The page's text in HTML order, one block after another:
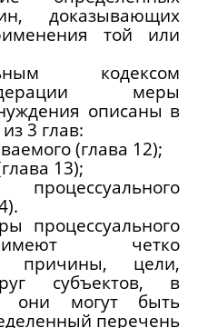
доказывающих
той или
кодексом
меры
описаны в
3 глав:
(глава 12);
13);
процессуального
четко
причины, цели,
субъектов, в
они могут быть
перечень